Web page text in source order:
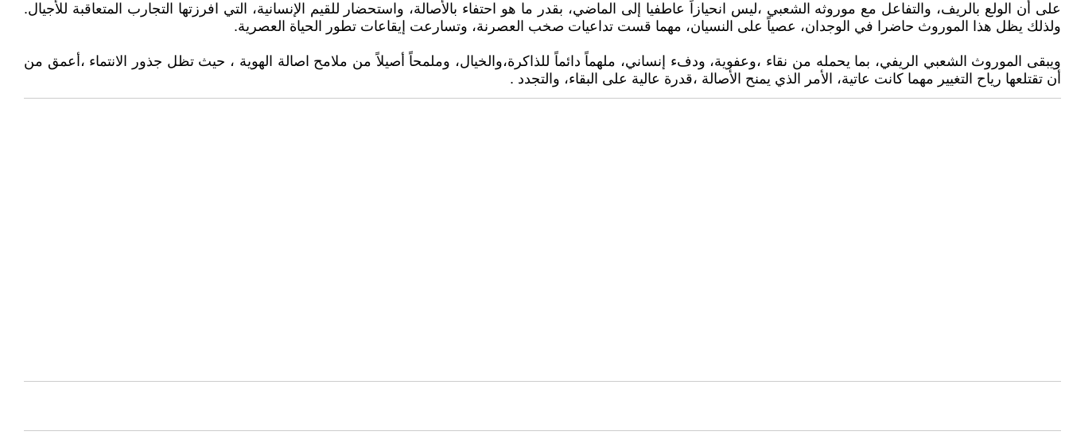
على أن الولع بالريف، والتفاعل مع موروثه الشعبي ،ليس انحيازاً عاطفيا إلى الماضي، بقدر ما هو احتفاء بالأصالة، واستحضار للقيم الإنسانية، التي افرزتها التجارب المتعاقبة للأجيال.
ولذلك يظل هذا الموروث حاضرا في الوجدان، عصياً على النسيان، مهما قست تداعيات صخب العصرنة، وتسارعت إيقاعات تطور الحياة العصرية.
ويبقى الموروث الشعبي الريفي، بما يحمله من نقاء ،وعفوية، ودفء إنساني، ملهماً دائماً للذاكرة،والخيال، وملمحاً أصيلاً من ملامح اصالة الهوية ، حيث تظل جذور الانتماء ،أعمق من
أن تقتلعها رياح التغيير مهما كانت عاتية، الأمر الذي يمنح الأصالة ،قدرة عالية على البقاء، والتجدد .